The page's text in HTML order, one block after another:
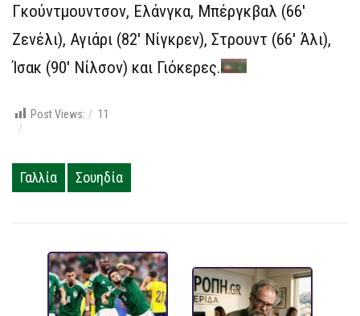
Γκούντμουντσον, Ελάνγκα, Μπέργκβαλ (66′
Ζενέλι), Αγιάρι (82′ Νίγκρεν), Στρουντ (66′ Άλι),
Ίσακ (90′ Νίλσον) και Γιόκερες.
Post Views: 11
Γαλλία Σουηδία